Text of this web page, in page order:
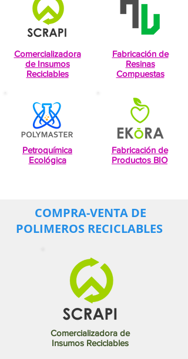
Comercializadora
de Insumos
Reciclables
Fabricación de
Resinas
Compuestas
Petroquímica
Ecológica
Fabricación de
Productos BIO
COMPRA-VENTA DE
POLIMEROS RECICLABLES
Comercializadora de
Insumos Reciclables